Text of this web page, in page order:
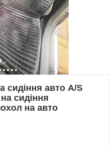
сидіння авто A/S
сидіння
на авто